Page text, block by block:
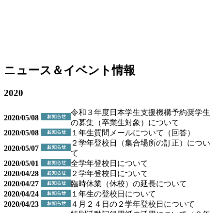
ニュース＆イベント情報
2020
2020/05/08
令和３年度日本学生支援機構予約奨学生
の募集（卒業生対象）について
2020/05/08
１年生質問メールについて（回答）
2020/05/07
２学年登校日（集合場所の訂正）につい
て
2020/05/01
全学年登校日について
2020/04/28
２学年登校日について
2020/04/27
臨時休業（休校）の延長について
2020/04/24
１年生の登校日について
2020/04/23
４月２４日の２学年登校日について